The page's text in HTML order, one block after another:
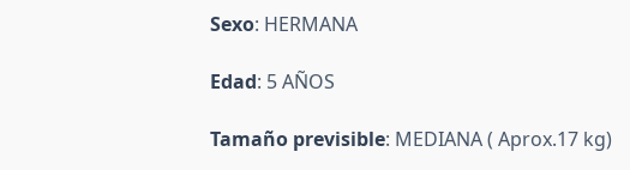
Sexo: HERMANA
Edad: 5 AÑOS
Tamaño previsible: MEDIANA ( Aprox.17 kg)